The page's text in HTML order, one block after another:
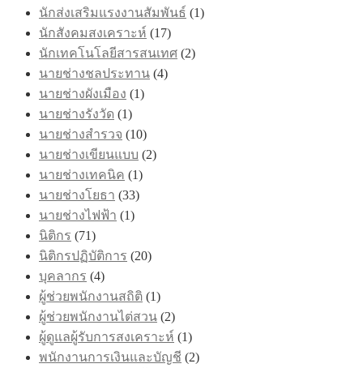
นักส่งเสริมแรงงานสัมพันธ์ (1)
นักสังคมสงเคราะห์ (17)
นักเทคโนโลยีสารสนเทศ (2)
นายช่างชลประทาน (4)
นายช่างผังเมือง (1)
นายช่างรังวัด (1)
นายช่างสำรวจ (10)
นายช่างเขียนแบบ (2)
นายช่างเทคนิค (1)
นายช่างโยธา (33)
นายช่างไฟฟ้า (1)
นิติกร (71)
นิติกรปฏิบัติการ (20)
บุคลากร (4)
ผู้ช่วยพนักงานสถิติ (1)
ผู้ช่วยพนักงานไต่สวน (2)
ผู้ดูแลผู้รับการสงเคราะห์ (1)
พนักงานการเงินและบัญชี (2)